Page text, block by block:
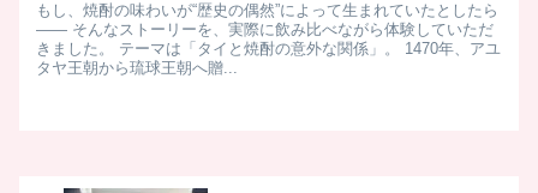
もし、焼酎の味わいが“歴史の偶然”によって生まれていたとしたら
—— そんなストーリーを、実際に飲み比べながら体験していただ
きました。 テーマは「タイと焼酎の意外な関係」。 1470年、アユ
タヤ王朝から琉球王朝へ贈...